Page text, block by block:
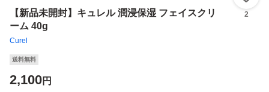
【新品未開封】キュレル 潤浸保湿 フェイスクリ
ーム 40g
Curel
2
送料無料
2,100円